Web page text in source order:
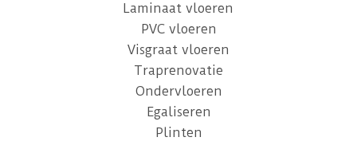
Laminaat vloeren
PVC vloeren
Visgraat vloeren
Traprenovatie
Ondervloeren
Egaliseren
Plinten